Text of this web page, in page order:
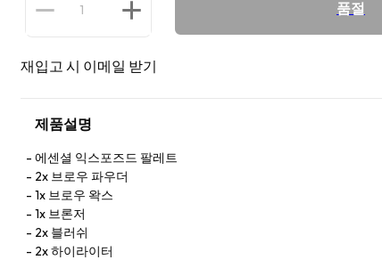
품절
재입고 시 이메일 받기
제품설명
에센셜 익스포즈드 팔레트
2x 브로우 파우더
1x 브로우 왁스
1x 브론저
2x 블러쉬
2x 하이라이터